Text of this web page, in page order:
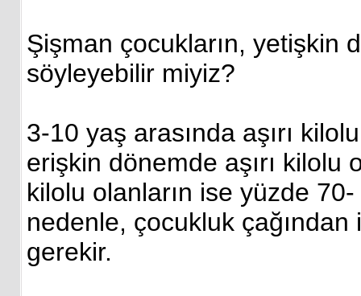
Şişman çocukların, yetişkin
söyleyebilir miyiz?
3-10 yaş arasında aşırı
erişkin dönemde aşırı kilolu
kilolu olanların ise yüzde
nedenle, çocukluk
gerekir.